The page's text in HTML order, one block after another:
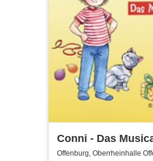
Conni - Das
Offenburg, Oberrheinhalle